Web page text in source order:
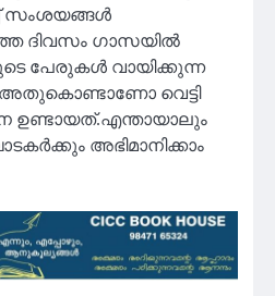
സംശയങ്ങള്‍
ദിവസം ഗാസയിൽ
പേരുകൾ വായിക്കുന്ന
വെട്ടി
ഉണ്ടായത്.എന്തായാലും
അഭിമാനിക്കാം